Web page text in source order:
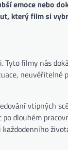
emoce nebo
který film si
filmy nás
neuvěřitelné
vtipných
dlouhém